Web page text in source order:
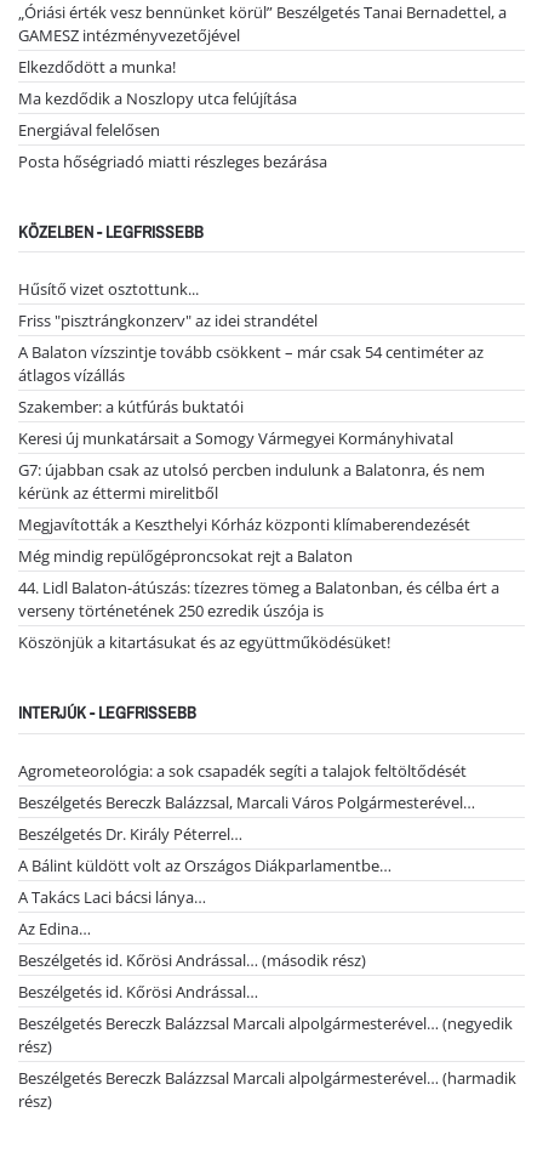
„Óriási érték vesz bennünket körül” Beszélgetés Tanai Bernadettel, a
GAMESZ intézményvezetőjével
Elkezdődött a munka!
Ma kezdődik a Noszlopy utca felújítása
Energiával felelősen
Posta hőségriadó miatti részleges bezárása
KÖZELBEN - LEGFRISSEBB
Hűsítő vizet osztottunk...
Friss "pisztrángkonzerv" az idei strandétel
A Balaton vízszintje tovább csökkent – már csak 54 centiméter az
átlagos vízállás
Szakember: a kútfúrás buktatói
Keresi új munkatársait a Somogy Vármegyei Kormányhivatal
G7: újabban csak az utolsó percben indulunk a Balatonra, és nem
kérünk az éttermi mirelitből
Megjavították a Keszthelyi Kórház központi klímaberendezését
Még mindig repülőgéproncsokat rejt a Balaton
44. Lidl Balaton-átúszás: tízezres tömeg a Balatonban, és célba ért a
verseny történetének 250 ezredik úszója is
Köszönjük a kitartásukat és az együttműködésüket!
INTERJÚK - LEGFRISSEBB
Agrometeorológia: a sok csapadék segíti a talajok feltöltődését
Beszélgetés Bereczk Balázzsal, Marcali Város Polgármesterével…
Beszélgetés Dr. Király Péterrel…
A Bálint küldött volt az Országos Diákparlamentbe…
A Takács Laci bácsi lánya…
Az Edina…
Beszélgetés id. Kőrösi Andrással… (második rész)
Beszélgetés id. Kőrösi Andrással…
Beszélgetés Bereczk Balázzsal Marcali alpolgármesterével… (negyedik
rész)
Beszélgetés Bereczk Balázzsal Marcali alpolgármesterével… (harmadik
rész)